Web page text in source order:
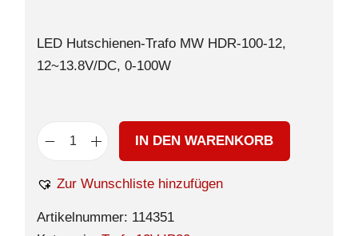
LED Hutschienen-Trafo MW HDR-100-12,
12~13.8V/DC, 0-100W
IN DEN WARENKORB
Zur Wunschliste hinzufügen
Artikelnummer: 114351